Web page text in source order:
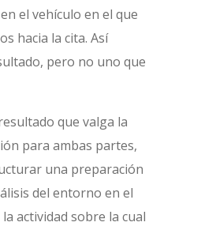
el vehículo en el que
hacia la cita. Así
pero no uno que
que valga la
para ambas partes,
una preparación
del entorno en el
actividad sobre la cual